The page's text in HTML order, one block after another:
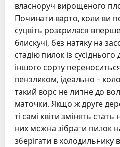
власноруч вирощеного
Починати варто, коли ви
суцвіть розкрилася
блискучі, без натяку на
стадію пилок із сусіднього
іншого сорту
пензликом, ідеально –
такий ворс не липне до
маточки. Якщо ж друге
ті самі квіти змінять стать
них можна зібрати пилок
зберігати в холодильнику